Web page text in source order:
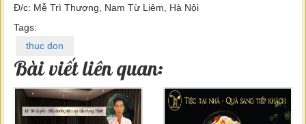
Đ/c: Mễ Trì Thượng, Nam Từ Liêm, Hà Nội
Tags:
thuc don
Bài viết liên quan: